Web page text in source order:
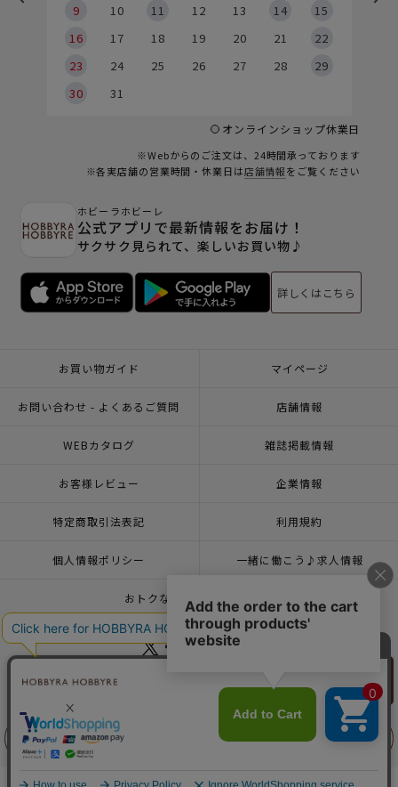
前に戻る
フェア
9
10 11 12 13 14
15
16
17 18 19 20 21
22
23
24 25 26 27 28
29
30
31
オンラインショップ休業日
※Webからのご注文は、24時間承っております
※各実店舗の営業時間・休業日は店舗情報をご覧ください
ホビーラホビーレ
公式アプリで最新情報をお届け！
サクサク見られて、楽しいお買い物♪
詳しくはこちら
お買い物ガイド マイページ
お問い合わせ - よくあるご質問 店舗情報
WEBカタログ 雑誌掲載情報
お客様レビュー 企業情報
特定商取引法表記 利用規約
個人情報ポリシー 一緒に働こう♪求人情報
おトクな情報♪メルマガ登録
© 2026 HOBBYRA HOBBYRE CORPORATION ALL Rights Reserved
トップページ
トップページ
新商品 その他一覧 刺し子 ウェーブ